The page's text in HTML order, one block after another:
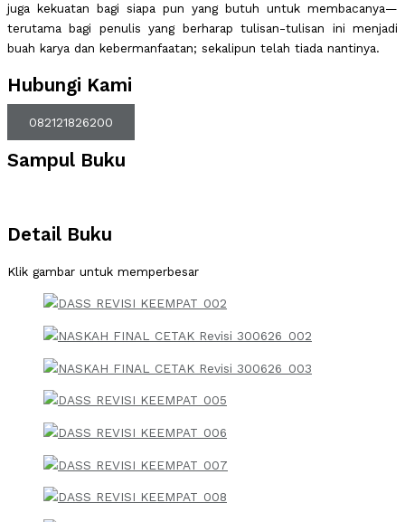
juga kekuatan bagi siapa pun yang butuh untuk membacanya—
terutama bagi penulis yang berharap tulisan-tulisan ini menjadi
buah karya dan kebermanfaatan; sekalipun telah tiada nantinya.
Hubungi Kami
082121826200
Sampul Buku
Detail Buku
Klik gambar untuk memperbesar